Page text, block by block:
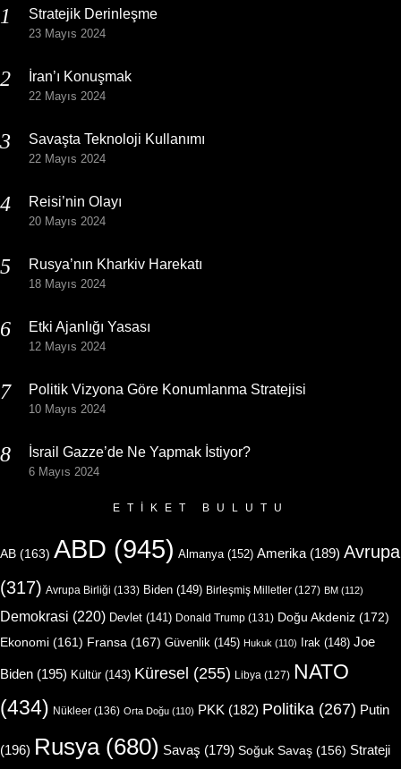
Stratejik Derinleşme
23 Mayıs 2024
İran’ı Konuşmak
22 Mayıs 2024
Savaşta Teknoloji Kullanımı
22 Mayıs 2024
Reisi’nin Olayı
20 Mayıs 2024
Rusya’nın Kharkiv Harekatı
18 Mayıs 2024
Etki Ajanlığı Yasası
12 Mayıs 2024
Politik Vizyona Göre Konumlanma Stratejisi
10 Mayıs 2024
İsrail Gazze’de Ne Yapmak İstiyor?
6 Mayıs 2024
ETIKET BULUTU
AB (163) ABD (945) Almanya (152) Amerika (189) Avrupa
(317) Avrupa Birliği (133) Biden (149) Birleşmiş Milletler (127) BM (112)
Demokrasi (220) Devlet (141) Donald Trump (131) Doğu Akdeniz (172)
Ekonomi (161) Fransa (167) Güvenlik (145) Hukuk (110) Irak (148) Joe
Biden (195) Kültür(143) Küresel (255) Libya (127) NATO
(434) Nükleer (136) Orta Doğu (110) PKK (182) Politika (267) Putin
(196) Rusya(680) Savaş (179) Soğuk Savaş (156) Strateji